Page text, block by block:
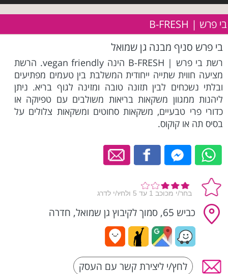
בי פרש | B-FRESH
בי פרש סניף מבנה גן שמואל
רשת בי פרש | B-FRESH הינה vegan friendly. הרשת
מציעה חווית שתייה ייחודית המשלבת בין טעמים מפתיעים
ובלתי נשכחים לבין תזונה טובה ומזינה לגוף בריא. ניתן
ליהנות ממגוון משקאות בריאות משולבים עם טפיוקה או
כדורי פרי טבעיים, משקאות סחוטים ומשקאות צלולים על
בסיס תה או קוקוס.
כביש 65, סמוך לקיבוץ גן שמואל, חדרה
לחץ/י ליצירת קשר עם העסק